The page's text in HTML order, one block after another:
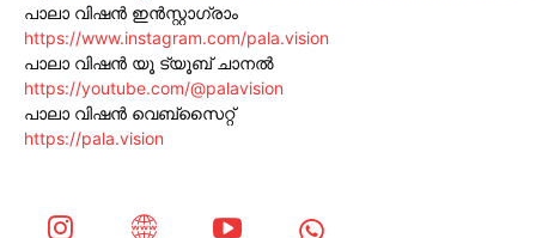
പാലാ വിഷൻ ഇൻസ്റ്റാഗ്രാം
https://www.instagram.com/pala.vision
പാലാ വിഷൻ യൂ ട്യൂബ് ചാനൽ
https://youtube.com/@palavision
പാലാ വിഷൻ വെബ്സൈറ്റ്
https://pala.vision